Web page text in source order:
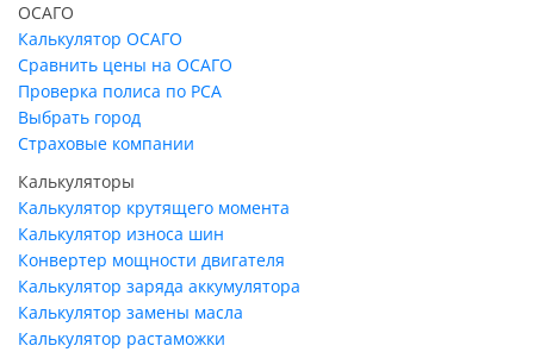
ОСАГО
Калькулятор ОСАГО
Сравнить цены на ОСАГО
Проверка полиса по РСА
Выбрать город
Страховые компании
Калькуляторы
Калькулятор крутящего момента
Калькулятор износа шин
Конвертер мощности двигателя
Калькулятор заряда аккумулятора
Калькулятор замены масла
Калькулятор растаможки